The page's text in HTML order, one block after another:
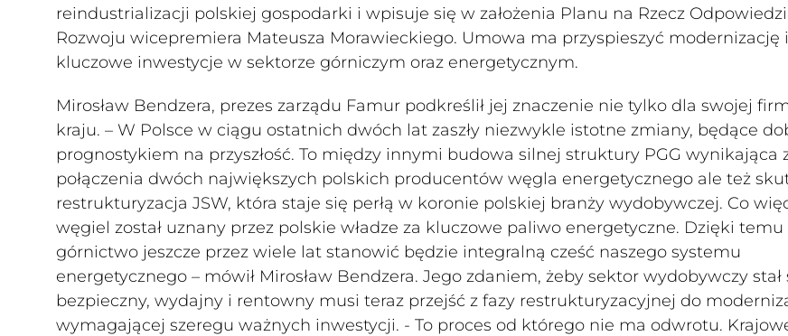
reindustrializacji polskiej gospodarki i wpisuje się w założenia Planu na Rzecz
Rozwoju wicepremiera Mateusza Morawieckiego. Umowa ma przyspieszyć modernizację i
kluczowe inwestycje w sektorze górniczym oraz energetycznym.
Mirosław Bendzera, prezes zarządu Famur podkreślił jej znaczenie nie tylko dla swojej
kraju. – W Polsce w ciągu ostatnich dwóch lat zaszły niezwykle istotne zmiany, będące
prognostykiem na przyszłość. To między innymi budowa silnej struktury PGG wynikająca
połączenia dwóch największych polskich producentów węgla energetycznego ale też
restrukturyzacja JSW, która staje się perłą w koronie polskiej branży wydobywczej. Co
węgiel został uznany przez polskie władze za kluczowe paliwo energetyczne. Dzięki temu
górnictwo jeszcze przez wiele lat stanowić będzie integralną cześć naszego systemu
energetycznego – mówił Mirosław Bendzera. Jego zdaniem, żeby sektor wydobywczy stał
bezpieczny, wydajny i rentowny musi teraz przejść z fazy restrukturyzacyjnej do
wymagającej szeregu ważnych inwestycji. - To proces od którego nie ma odwrotu.